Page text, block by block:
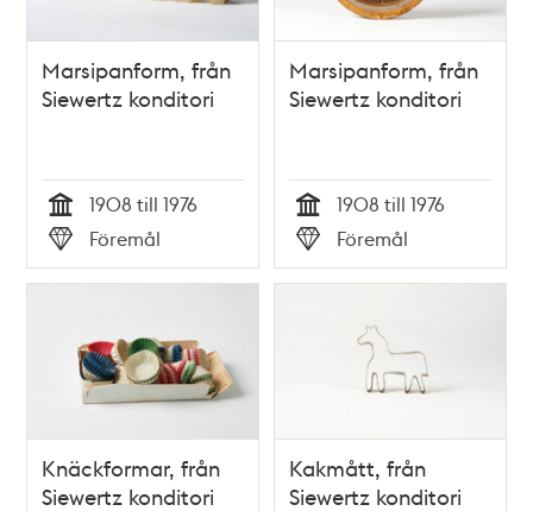
Marsipanform, från
Siewertz konditori
Tid
1908 till 1976
Typ
Föremål
Marsipanform, från
Siewertz konditori
Tid
1908 till 1976
Typ
Föremål
Knäckformar, från
Siewertz konditori
Kakmått, från
Siewertz konditori